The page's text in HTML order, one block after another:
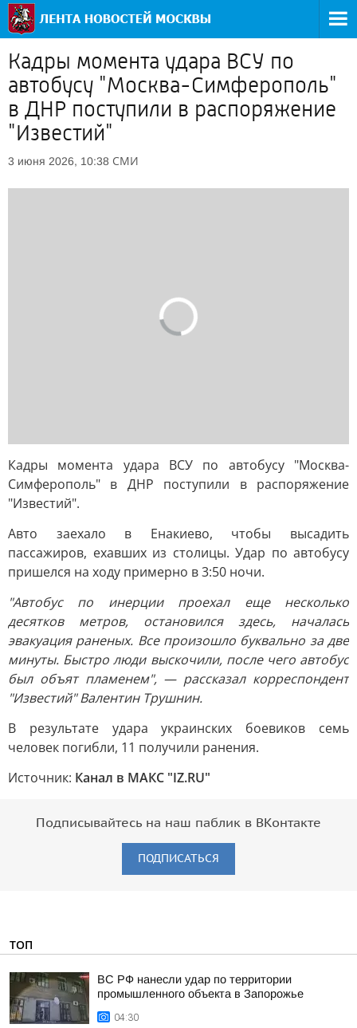
Кадры момента удара ВСУ по
автобусу "Москва-Симферополь"
в ДНР поступили в распоряжение
"Известий"
3 июня 2026, 10:38 СМИ
Кадры момента удара ВСУ по автобусу "Москва-
Симферополь" в ДНР поступили в распоряжение
"Известий".
Авто заехало в Енакиево, чтобы высадить
пассажиров, ехавших из столицы. Удар по автобусу
пришелся на ходу примерно в 3:50 ночи.
"Автобус по инерции проехал еще несколько
десятков метров, остановился здесь, началась
эвакуация раненых. Все произошло буквально за две
минуты. Быстро люди выскочили, после чего автобус
был объят пламенем", — рассказал корреспондент
"Известий" Валентин Трушнин.
В результате удара украинских боевиков семь
человек погибли, 11 получили ранения.
Источник: Канал в МАКС "IZ.RU"
Подписывайтесь на наш паблик в ВКонтакте
ПОДПИСАТЬСЯ
ТОП
ВС РФ нанесли удар по территории
промышленного объекта в Запорожье
04:30